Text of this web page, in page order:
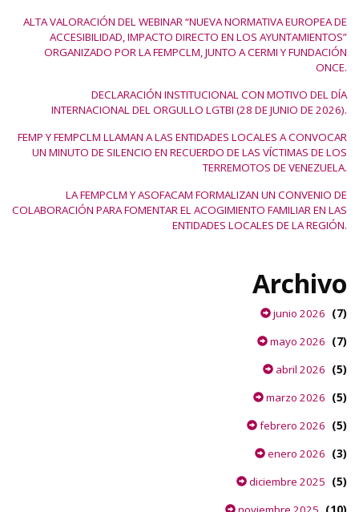
ALTA VALORACIÓN DEL WEBINAR “NUEVA NORMATIVA EUROPEA DE
ACCESIBILIDAD, IMPACTO DIRECTO EN LOS AYUNTAMIENTOS”
ORGANIZADO POR LA FEMPCLM, JUNTO A CERMI Y FUNDACIÓN
ONCE.
DECLARACIÓN INSTITUCIONAL CON MOTIVO DEL DÍA
INTERNACIONAL DEL ORGULLO LGTBI (28 DE JUNIO DE 2026).
FEMP Y FEMPCLM LLAMAN A LAS ENTIDADES LOCALES A CONVOCAR
UN MINUTO DE SILENCIO EN RECUERDO DE LAS VÍCTIMAS DE LOS
TERREMOTOS DE VENEZUELA.
LA FEMPCLM Y ASOFACAM FORMALIZAN UN CONVENIO DE
COLABORACIÓN PARA FOMENTAR EL ACOGIMIENTO FAMILIAR EN LAS
ENTIDADES LOCALES DE LA REGIÓN.
Archivo
junio 2026 (7)
mayo 2026 (7)
abril 2026 (5)
marzo 2026 (5)
febrero 2026 (5)
enero 2026 (3)
diciembre 2025 (5)